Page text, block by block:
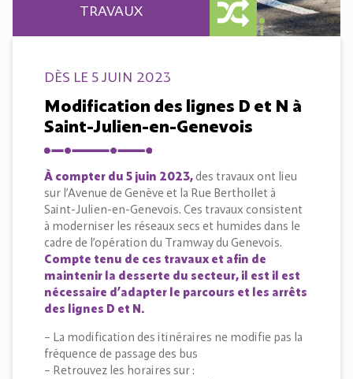
TRAVAUX
DÈS LE 5 JUIN 2023
Modification des lignes D et N à
Saint-Julien-en-Genevois
À compter du 5 juin 2023, des travaux ont lieu
sur l’Avenue de Genève et la Rue Berthollet à
Saint-Julien-en-Genevois. Ces travaux consistent
à moderniser les réseaux secs et humides dans le
cadre de l’opération du Tramway du Genevois.
Compte tenu de ces travaux et afin de
maintenir la desserte du secteur, il est il est
nécessaire d’adapter le parcours et les arrêts
des lignes D et N.
– La modification des itinéraires ne modifie pas la
fréquence de passage des bus
– Retrouvez les horaires sur :